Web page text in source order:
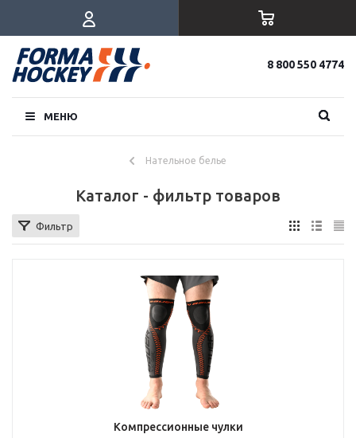
8 800 550 4774
МЕНЮ
Нательное белье
Каталог - фильтр товаров
Фильтр
Компрессионные чулки